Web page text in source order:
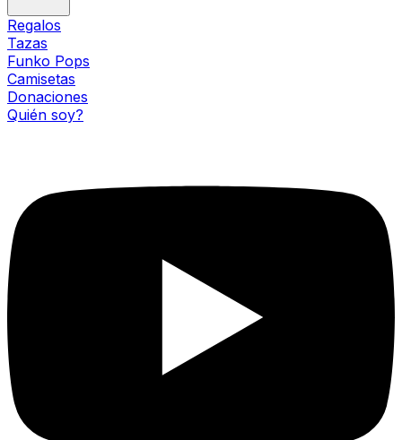
Regalos
Tazas
Funko Pops
Camisetas
Donaciones
Quién soy?